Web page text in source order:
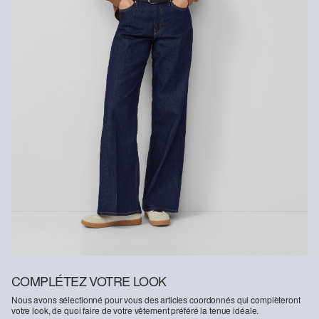
COMPLÉTEZ VOTRE LOOK
Nous avons sélectionné pour vous des articles coordonnés qui complèteront
votre look, de quoi faire de votre vêtement préféré la tenue idéale.